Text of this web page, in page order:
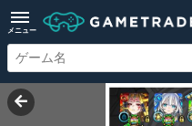
メニュー